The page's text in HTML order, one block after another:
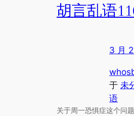
胡言乱语
3 月
于 未
语
关于周一恐惧症这个问